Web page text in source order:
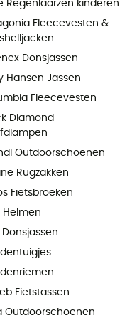
Regenlaarzen kinderen
Fleecevesten &
Donsjassen
Hansen Jassen
Fleecevesten
Diamond
Outdoorschoenen
Rugzakken
Fietsbroeken
Helmen
Donsjassen
Fietstassen
Outdoorschoenen